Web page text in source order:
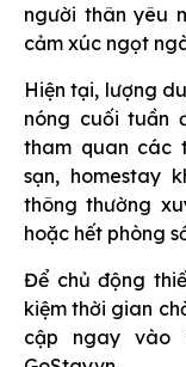
người thân yêu
cảm xúc ngọt
Hiện tại, lượng
nóng cuối tuần
tham quan các
sạn, homestay
thông thường
hoặc hết phòng
Để chủ động
kiệm thời gian
cập ngay vào